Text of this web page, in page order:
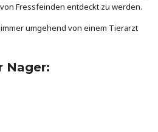
Fressfeinden entdeckt zu werden.
umgehend von einem Tierarzt
Nager: